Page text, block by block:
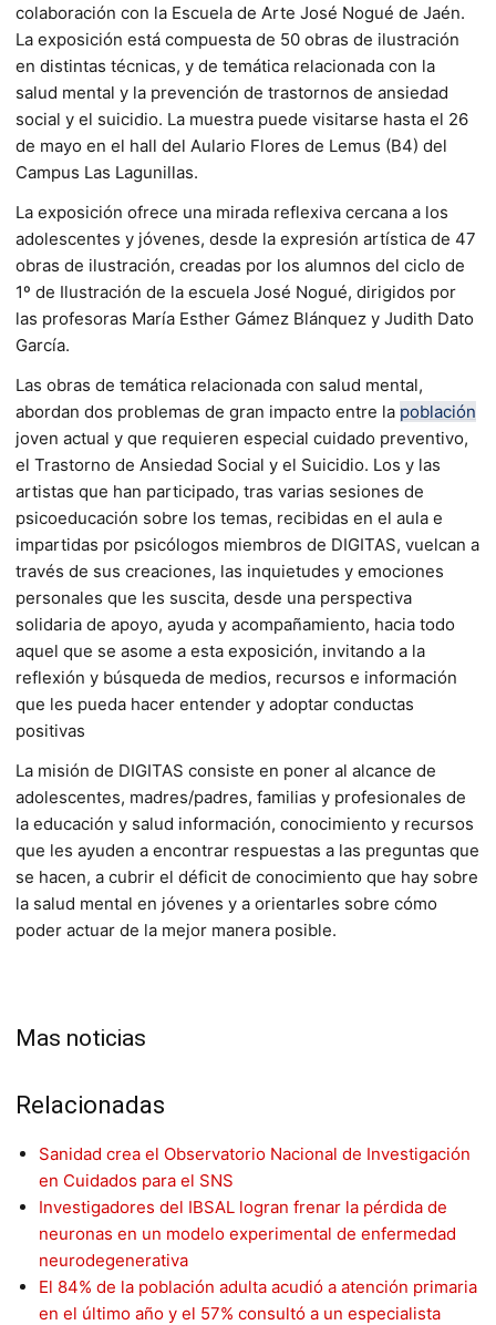
colaboración con la Escuela de Arte José Nogué de Jaén.
La exposición está compuesta de 50 obras de ilustración
en distintas técnicas, y de temática relacionada con la
salud mental y la prevención de trastornos de ansiedad
social y el suicidio. La muestra puede visitarse hasta el 26
de mayo en el hall del Aulario Flores de Lemus (B4) del
Campus Las Lagunillas.
La exposición ofrece una mirada reflexiva cercana a los
adolescentes y jóvenes, desde la expresión artística de 47
obras de ilustración, creadas por los alumnos del ciclo de
1º de Ilustración de la escuela José Nogué, dirigidos por
las profesoras María Esther Gámez Blánquez y Judith Dato
García.
Las obras de temática relacionada con salud mental,
abordan dos problemas de gran impacto entre la población
joven actual y que requieren especial cuidado preventivo,
el Trastorno de Ansiedad Social y el Suicidio. Los y las
artistas que han participado, tras varias sesiones de
psicoeducación sobre los temas, recibidas en el aula e
impartidas por psicólogos miembros de DIGITAS, vuelcan a
través de sus creaciones, las inquietudes y emociones
personales que les suscita, desde una perspectiva
solidaria de apoyo, ayuda y acompañamiento, hacia todo
aquel que se asome a esta exposición, invitando a la
reflexión y búsqueda de medios, recursos e información
que les pueda hacer entender y adoptar conductas
positivas
La misión de DIGITAS consiste en poner al alcance de
adolescentes, madres/padres, familias y profesionales de
la educación y salud información, conocimiento y recursos
que les ayuden a encontrar respuestas a las preguntas que
se hacen, a cubrir el déficit de conocimiento que hay sobre
la salud mental en jóvenes y a orientarles sobre cómo
poder actuar de la mejor manera posible.
Mas noticias
Relacionadas
Sanidad crea el Observatorio Nacional de Investigación
en Cuidados para el SNS
Investigadores del IBSAL logran frenar la pérdida de
neuronas en un modelo experimental de enfermedad
neurodegenerativa
El 84% de la población adulta acudió a atención primaria
en el último año y el 57% consultó a un especialista